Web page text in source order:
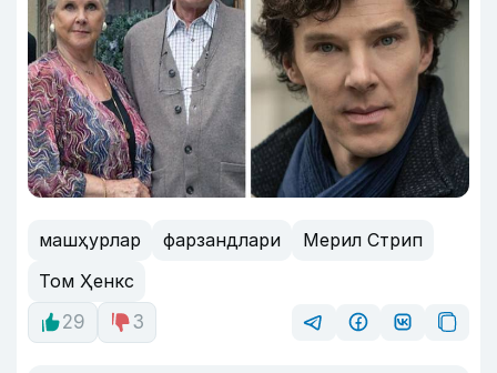
машҳурлар фарзандлари
Мерил Стрип
Том Ҳенкс
29
3